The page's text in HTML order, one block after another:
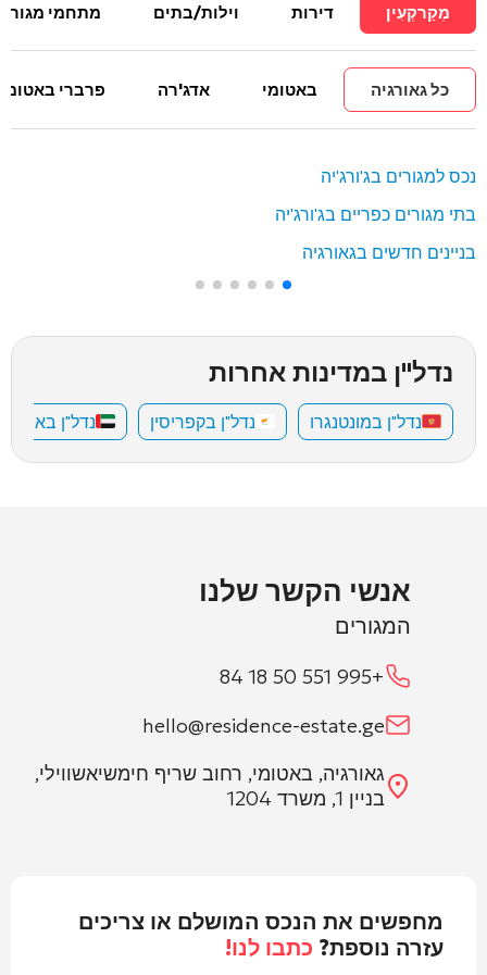
מְקַרקְעִין דירות וילות/בתים מתחמי
כל גאורגיה באטומי אדג'רה פרברי באטומי
נכס למגורים בג'ורג'יה
בתי מגורים כפריים בג'ורג'יה
בניינים חדשים בגאורגיה
נדל"ן במדינות אחרות
נדל"ן במונטנגרו נדל"ן בקפריסין נדל"ן
אנשי הקשר שלנו
המגורים
+995 551 50 18 84
hello@residence-estate.ge
גאורגיה, באטומי, רחוב שריף חימשיאשווילי,
בניין 1, משרד 1204
מחפשים את הנכס המושלם או צריכים
עזרה נוספת? כתבו לנו!